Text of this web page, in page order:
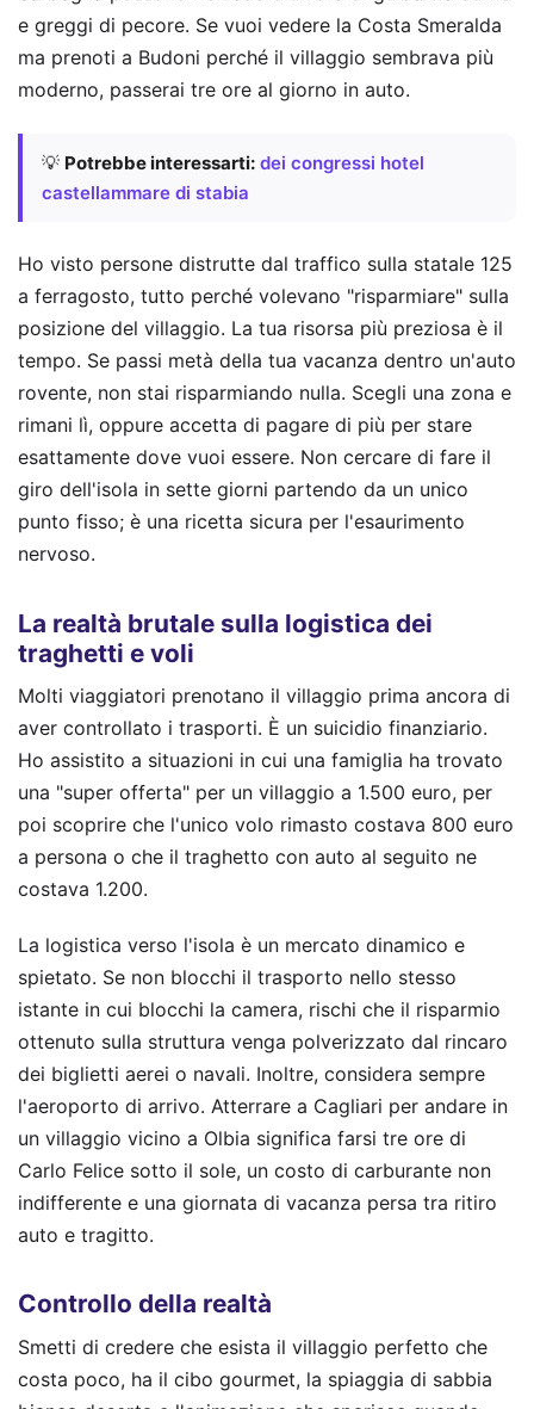
e greggi di pecore. Se vuoi vedere la Costa Smeralda
ma prenoti a Budoni perché il villaggio sembrava più
moderno, passerai tre ore al giorno in auto.
💡 Potrebbe interessarti: dei congressi hotel
castellammare di stabia
Ho visto persone distrutte dal traffico sulla statale 125
a ferragosto, tutto perché volevano "risparmiare" sulla
posizione del villaggio. La tua risorsa più preziosa è il
tempo. Se passi metà della tua vacanza dentro un'auto
rovente, non stai risparmiando nulla. Scegli una zona e
rimani lì, oppure accetta di pagare di più per stare
esattamente dove vuoi essere. Non cercare di fare il
giro dell'isola in sette giorni partendo da un unico
punto fisso; è una ricetta sicura per l'esaurimento
nervoso.
La realtà brutale sulla logistica dei
traghetti e voli
Molti viaggiatori prenotano il villaggio prima ancora di
aver controllato i trasporti. È un suicidio finanziario.
Ho assistito a situazioni in cui una famiglia ha trovato
una "super offerta" per un villaggio a 1.500 euro, per
poi scoprire che l'unico volo rimasto costava 800 euro
a persona o che il traghetto con auto al seguito ne
costava 1.200.
La logistica verso l'isola è un mercato dinamico e
spietato. Se non blocchi il trasporto nello stesso
istante in cui blocchi la camera, rischi che il risparmio
ottenuto sulla struttura venga polverizzato dal rincaro
dei biglietti aerei o navali. Inoltre, considera sempre
l'aeroporto di arrivo. Atterrare a Cagliari per andare in
un villaggio vicino a Olbia significa farsi tre ore di
Carlo Felice sotto il sole, un costo di carburante non
indifferente e una giornata di vacanza persa tra ritiro
auto e tragitto.
Controllo della realtà
Smetti di credere che esista il villaggio perfetto che
costa poco, ha il cibo gourmet, la spiaggia di sabbia